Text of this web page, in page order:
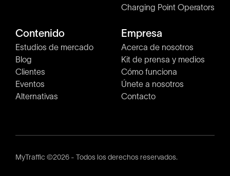
Charging Point Operators
Contenido
Estudios de mercado
Blog
Clientes
Eventos
Alternativas
Empresa
Acerca de nosotros
Kit de prensa y medios
Cómo funciona
Únete a nosotros
Contacto
MyTraffic ©2026 - Todos los derechos reservados.